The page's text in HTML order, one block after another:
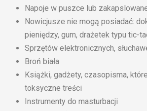
Napoje w puszce lub
Nowicjusze nie mogą posiadać:
pieniędzy, gum, drażetek typu tic-
Sprzętów elektronicznych,
Broń biała
Książki, gadżety, czasopisma,
toksyczne treści
Instrumenty do masturbacji